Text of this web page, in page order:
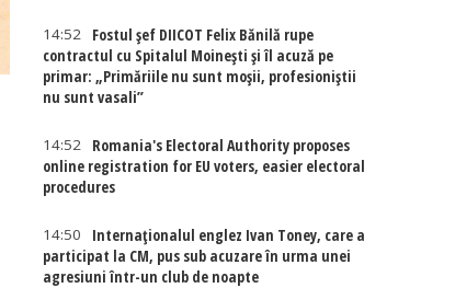
14:52
Fostul șef DIICOT Felix Bănilă rupe
contractul cu Spitalul Moinești și îl acuză pe
primar: „Primăriile nu sunt moșii, profesioniștii
nu sunt vasali”
14:52
Romania's Electoral Authority proposes
online registration for EU voters, easier electoral
procedures
14:50
Internaţionalul englez Ivan Toney, care a
participat la CM, pus sub acuzare în urma unei
agresiuni într-un club de noapte